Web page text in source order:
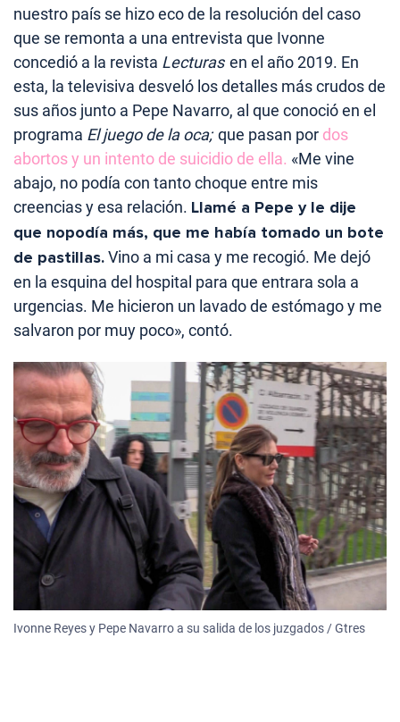
nuestro país se hizo eco de la resolución del caso
que se remonta a una entrevista que Ivonne
concedió a la revista Lecturas en el año 2019. En
esta, la televisiva desveló los detalles más crudos de
sus años junto a Pepe Navarro, al que conoció en el
programa El juego de la oca; que pasan por dos
abortos y un intento de suicidio de ella. «Me vine
abajo, no podía con tanto choque entre mis
creencias y esa relación. Llamé a Pepe y le dije
que nopodía más, que me había tomado un bote
de pastillas.Vino a mi casa y me recogió. Me dejó
en la esquina del hospital para que entrara sola a
urgencias. Me hicieron un lavado de estómago y me
salvaron por muy poco», contó.
Ivonne Reyes y Pepe Navarro a su salida de los juzgados / Gtres